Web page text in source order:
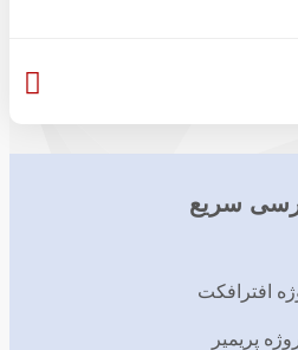
سریع
افترافکت
پریمیر